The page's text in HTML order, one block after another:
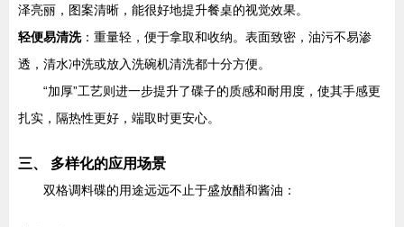
泽亮丽，图案清晰，能很好地提升餐桌的视觉效果。
轻便易清洗：重量轻，便于拿取和收纳。表面致密，油污不易渗
透，清水冲洗或放入洗碗机清洗都十分方便。
“加厚”工艺则进一步提升了碟子的质感和耐用度，使其手感更
扎实，隔热性更好，端取时更安心。
三、 多样化的应用场景
双格调料碟的用途远远不止于盛放醋和酱油：